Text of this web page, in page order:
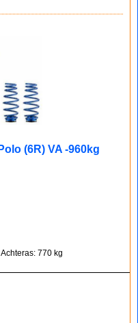
(6R) VA -960kg
Achteras: 770 kg